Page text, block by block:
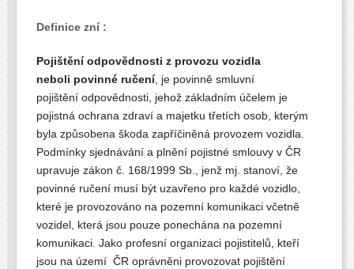
Definice zní :
Pojištění odpovědnosti z provozu vozidla
neboli povinné ručení, je povinně smluvní
pojištěníodpovědnosti, jehož základním účelem je
pojistná ochrana zdraví a majetku třetích osob, kterým
byla způsobena škoda zapříčiněná provozem vozidla.
Podmínky sjednávání a plnění pojistné smlouvy v ČR
upravuje zákon č. 168/1999 Sb., jenž mj. stanoví, že
povinné ručení musí být uzavřeno pro každé vozidlo,
které je provozováno na pozemní komunikaci včetně
vozidel, která jsou pouze ponechána na pozemní
komunikaci. Jako profesní organizaci pojistitelů, kteří
jsou na území ČR oprávněni provozovat pojištění